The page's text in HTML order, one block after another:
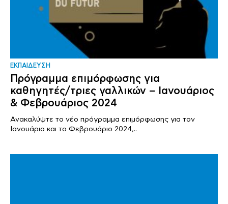
ΕΚΠΑΙΔΕΥΣΗ
Πρόγραμμα επιμόρφωσης για
καθηγητές/τριες γαλλικών – Ιανουάριος
& Φεβρουάριος 2024
Ανακαλύψτε το νέο πρόγραμμα επιμόρφωσης για τον
Ιανουάριο και το Φεβρουάριο 2024,..